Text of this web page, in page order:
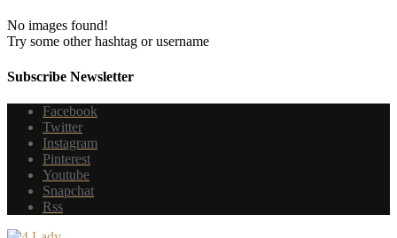
No images found!
Try some other hashtag or username
Subscribe Newsletter
Facebook
Twitter
Instagram
Pinterest
Youtube
Snapchat
Rss